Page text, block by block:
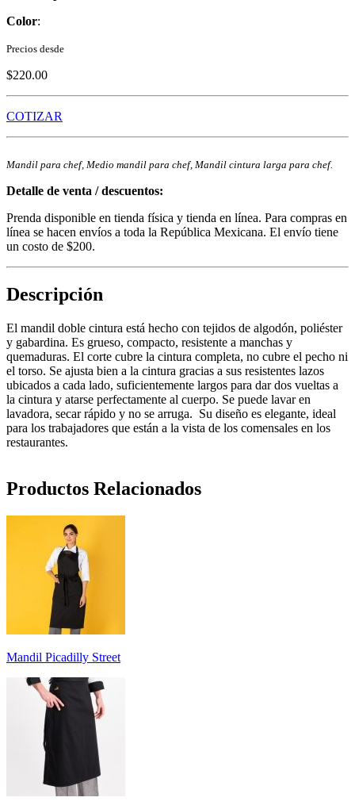
Color:
Precios desde
$220.00
COTIZAR
Mandil para chef, Medio mandil para chef, Mandil cintura larga para chef.
Detalle de venta / descuentos:
Prenda disponible en tienda física y tienda en línea. Para compras en
línea se hacen envíos a toda la República Mexicana. El envío tiene
un costo de $200.
Descripción
El mandil doble cintura está hecho con tejidos de algodón, poliéster
y gabardina. Es grueso, compacto, resistente a manchas y
quemaduras. El corte cubre la cintura completa, no cubre el pecho ni
el torso. Se ajusta bien a la cintura gracias a sus resistentes lazos
ubicados a cada lado, suficientemente largos para dar dos vueltas a
la cintura y atarse perfectamente al cuerpo. Se puede lavar en
lavadora, secar rápido y no se arruga. Su diseño es elegante, ideal
para los trabajadores que están a la vista de los comensales en los
restaurantes.
Productos Relacionados
Mandil Picadilly Street